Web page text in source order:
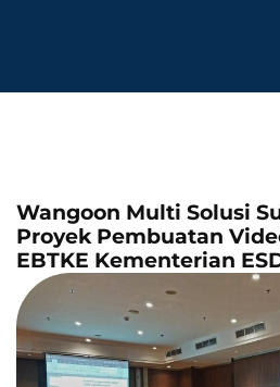
Wangoon Multi Solusi
Proyek Pembuatan
EBTKE Kementerian